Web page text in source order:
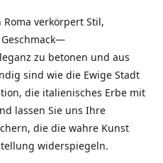
Roma verkörpert Stil,
zu betonen und aus
sind wie die Ewige Stadt
die italienisches Erbe mit
lassen Sie uns Ihre
die die wahre Kunst
widerspiegeln.